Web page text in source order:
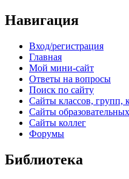
Навигация
Вход/регистрация
Главная
Мой мини-сайт
Ответы на вопросы
Поиск по сайту
Сайты классов, групп,
Сайты
Сайты коллег
Форумы
Библиотека